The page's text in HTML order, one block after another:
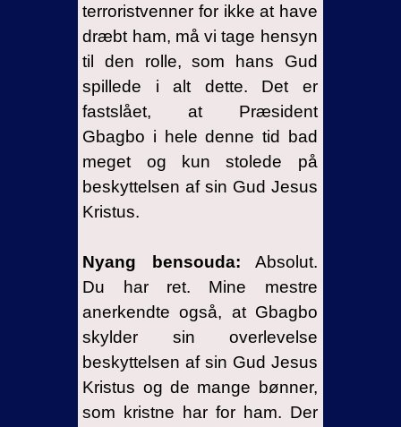
terroristvenner for ikke at have
dræbt ham, må vi tage hensyn
til den rolle, som hans Gud
spillede i alt dette. Det er
fastslået, at Præsident
Gbagbo i hele denne tid bad
meget og kun stolede på
beskyttelsen af sin Gud Jesus
Kristus.
Nyang bensouda: Absolut.
Du har ret. Mine mestre
anerkendte også, at Gbagbo
skylder sin overlevelse
beskyttelsen af sin Gud Jesus
Kristus og de mange bønner,
som kristne har for ham. Der